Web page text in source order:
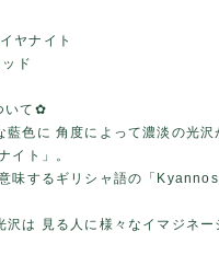
ヤナイト
ド
いて✿
藍色に 角度によって濃淡の光沢
イト」。
味するギリシャ語の「Kyannos
沢は 見る人に様々なイマジネー